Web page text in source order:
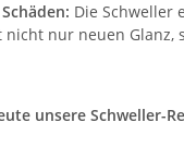
Die Schweller
nur neuen
unsere